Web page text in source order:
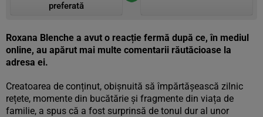
preferată
Roxana Blenche a avut o reacție fermă după ce, în mediul
online, au apărut mai multe comentarii răutăcioase la
adresa ei.
Creatoarea de conținut, obișnuită să împărtășească zilnic
rețete, momente din bucătărie și fragmente din viața de
familie, a spus că a fost surprinsă de tonul dur al unor